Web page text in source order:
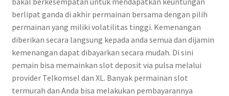
berlipat ganda di akhir permainan bersama dengan pilih
permainan yang miliki volatilitas tinggi. Kemenangan
diberikan secara langsung kepada anda semua dan dijamin
kemenangan dapat dibayarkan secara mudah. Di sini
pemain bisa memainkan slot deposit via pulsa melalui
provider Telkomsel dan XL. Banyak permainan slot
termurah dan Anda bisa melakukan pembayarannya